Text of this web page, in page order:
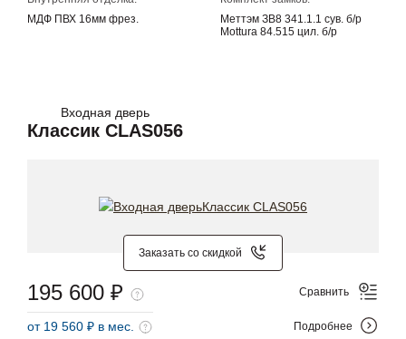
МДФ ПВХ 16мм фрез.
Меттэм ЗВ8 341.1.1 сув. б/р
Mottura 84.515 цил. б/р
Входная дверь
Классик CLAS056
Заказать со скидкой
195 600 ₽
от 19 560 ₽ в мес.
Сравнить
Подробнее